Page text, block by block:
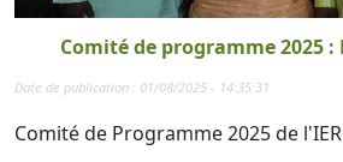
Comité de programme 2025 :
Date de publication : 01/08/2025 - 14:35:31
Comité de Programme 2025 de